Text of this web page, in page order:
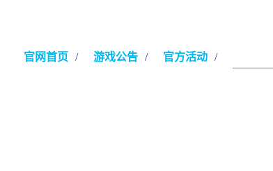
官网首页 / 游戏公告 / 官方活动 /